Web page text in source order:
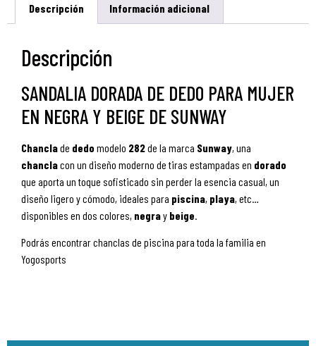
Descripción Información adicional
Descripción
SANDALIA DORADA DE DEDO PARA MUJER
EN NEGRA Y BEIGE DE SUNWAY
Chanclade dedo modelo 282de la marca Sunway, una
chanclacon un diseño moderno de tiras estampadas en dorado
que aporta un toque sofisticado sin perder la esencia casual, un
diseño ligero y cómodo, ideales para piscina, playa, etc…
disponibles en dos colores, negray beige.
Podrás encontrar chanclas de piscina para toda la familia en
Yogosports